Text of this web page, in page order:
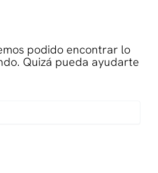
podido encontrar lo
Quizá pueda ayudarte